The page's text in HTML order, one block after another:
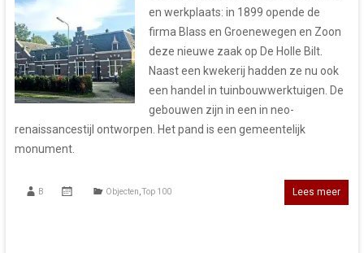
en werkplaats: in 1899 opende de
firma Blass en Groenewegen en Zoon
deze nieuwe zaak op De Holle Bilt.
Naast een kwekerij hadden ze nu ook
een handel in tuinbouwwerktuigen. De
gebouwen zijn in een in neo-
renaissancestijl ontworpen. Het pand is een gemeentelijk
monument.
B Objecten Top 100 Lees meer